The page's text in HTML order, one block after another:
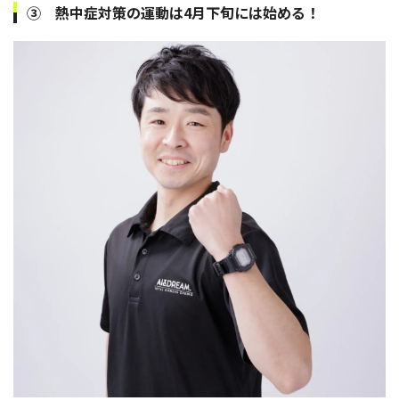
③ 熱中症対策の運動は4月下旬には始める！